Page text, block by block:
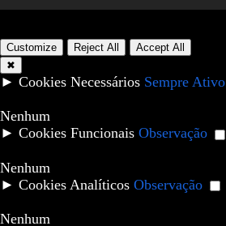
Customize Reject All
Accept All
✖
► Cookies Necessários Sempre Ativo
Nenhum
► Cookies Funcionais Observação
Nenhum
► Cookies Analíticos Observação
Nenhum